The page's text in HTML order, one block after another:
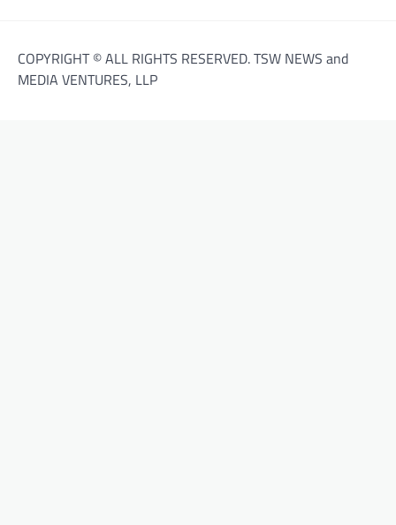
COPYRIGHT © ALL RIGHTS RESERVED. TSW NEWS and
MEDIA VENTURES, LLP